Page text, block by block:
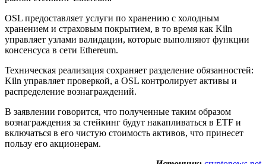
OSL предоставляет услуги по хранению с холодным
хранением и страховым покрытием, в то время как Kiln
управляет узлами валидации, которые выполняют функции
консенсуса в сети Ethereum.
Техническая реализация сохраняет разделение обязанностей:
Kiln управляет проверкой, а OSL контролирует активы и
распределение вознаграждений.
В заявлении говорится, что полученные таким образом
вознаграждения за стейкинг будут накапливаться в ETF и
включаться в его чистую стоимость активов, что принесет
пользу его акционерам.